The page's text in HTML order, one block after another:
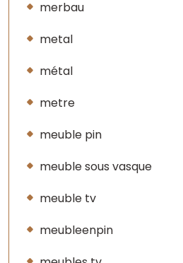
merbau
metal
métal
metre
meuble pin
meuble sous vasque
meuble tv
meubleenpin